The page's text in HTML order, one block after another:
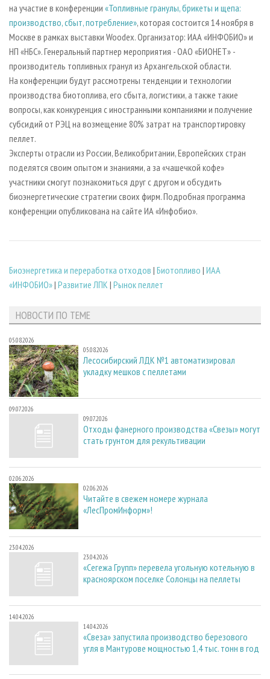
на участие в конференции «Топливные гранулы, брикеты и щепа:
производство, сбыт, потребление», которая состоится 14 ноября в
Москве в рамках выставки Woodeх. Организатор: ИАА «ИНФОБИО» и
НП «НБС». Генеральный партнер мероприятия - ОАО «БИОНЕТ» -
производитель топливных гранул из Архангельской области.
На конференции будут рассмотрены тенденции и технологии
производства биотоплива, его сбыта, логистики, а также такие
вопросы, как конкуренция с иностранными компаниями и получение
субсидий от РЭЦ на возмещение 80% затрат на транспортировку
пеллет.
Эксперты отрасли из России, Великобритании, Европейских стран
поделятся своим опытом и знаниями, а за «чашечкой кофе»
участники смогут познакомиться друг с другом и обсудить
биоэнергетические стратегии своих фирм. Подробная программа
конференции опубликована на сайте ИА «Инфобио».
Биoэнергетика и переработка отходов | Биотопливо | ИАА
«ИНФОБИО»| Развитие ЛПК | Рынок пеллет
НОВОСТИ ПО ТЕМЕ
05.08.2026
05.08.2026
Лесосибирский ЛДК №1 автоматизировал
укладку мешков с пеллетами
09.07.2026
09.07.2026
Отходы фанерного производства «Свезы» могут
стать грунтом для рекультивации
02.06.2026
02.06.2026
Читайте в свежем номере журнала
«ЛесПромИнформ»!
23.04.2026
23.04.2026
«Сегежа Групп» перевела угольную котельную в
красноярском поселке Солонцы на пеллеты
14.04.2026
14.04.2026
«Свеза» запустила производство березового
угля в Мантурове мощностью 1,4 тыс. тонн в год